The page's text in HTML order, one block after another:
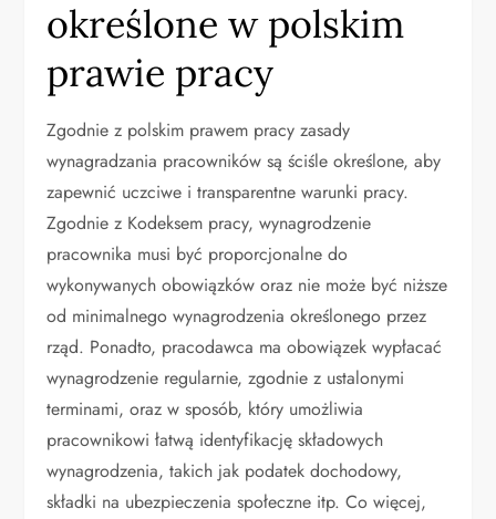
określone w polskim
prawie pracy
Zgodnie z polskim prawem pracy zasady
wynagradzania pracowników są ściśle określone, aby
zapewnić uczciwe i transparentne warunki pracy.
Zgodnie z Kodeksem pracy, wynagrodzenie
pracownika musi być proporcjonalne do
wykonywanych obowiązków oraz nie może być niższe
od minimalnego wynagrodzenia określonego przez
rząd. Ponadto, pracodawca ma obowiązek wypłacać
wynagrodzenie regularnie, zgodnie z ustalonymi
terminami, oraz w sposób, który umożliwia
pracownikowi łatwą identyfikację składowych
wynagrodzenia, takich jak podatek dochodowy,
składki na ubezpieczenia społeczne itp. Co więcej,